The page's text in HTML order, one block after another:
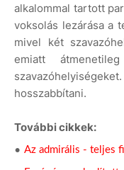
alkalommal tartott
voksolás lezárása a
mivel két
emiatt
hosszabbítani.
További cikkek:
Az admirális - teljes